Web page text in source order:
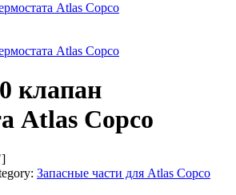
Atlas Copco
Atlas Copco
клапан
Atlas Copco
Запасные части для Atlas Copco